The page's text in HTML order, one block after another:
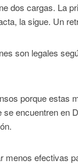
dos cargas. La
la sigue. Un
son legales
porque estas
encuentren en
menos efectivas